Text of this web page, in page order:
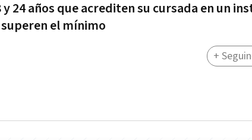
24 años que acrediten su cursada en un
el mínimo
+